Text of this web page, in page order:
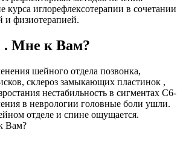
курса иглорефлексотерапии в сочетании
и физиотерапией.
. Мне к Вам?
шейного отдела позвонка,
склероз замыкающих пластинок ,
нестабильность в сигментах С6-
в неврологии головные боли ушли.
отделе и спине ощущается.
Вам?